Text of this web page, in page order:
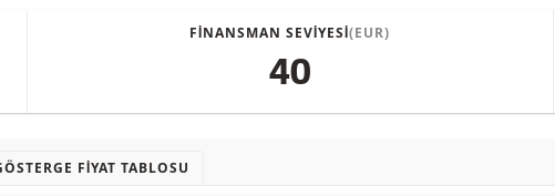
FINANSMAN SEVIYESI(EUR)
40
FIYAT TABLOSU